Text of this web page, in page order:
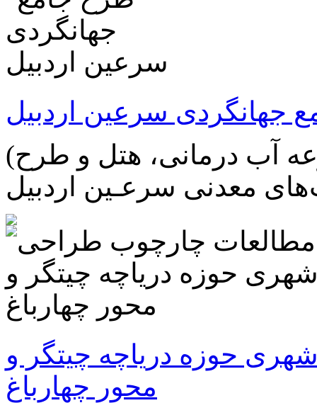
جهانگردی سرعین اردبیل
(توسعه گردشگری سلامت؛ مجموعه آب درمانی، هتل و طرح
حوزه دریاچه چیتگر و
محور چهارباغ